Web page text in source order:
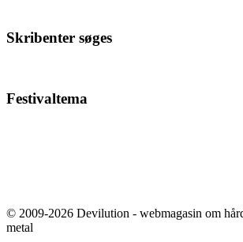
Skribenter søges
Festivaltema
© 2009-2026 Devilution - webmagasin om
metal